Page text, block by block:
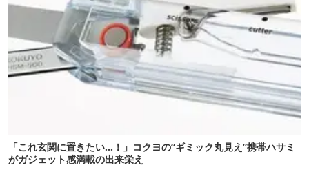
「これ玄関に置きたい…！」コクヨの“ギミック丸見え”携帯ハサミ
がガジェット感満載の出来栄え